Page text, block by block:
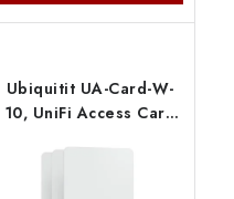
Ubiquitit UA-Card-W-
10, UniFi Access Card